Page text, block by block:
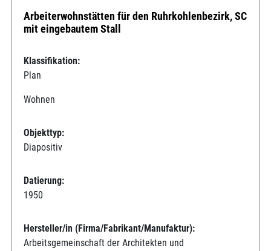
Arbeiterwohnstätten für den Ruhrkohlenbezirk, SC
mit eingebautem Stall
Klassifikation:
Plan
Wohnen
Objekttyp:
Diapositiv
Datierung:
1950
Hersteller/in (Firma/Fabrikant/Manufaktur):
Arbeitsgemeinschaft der Architekten und